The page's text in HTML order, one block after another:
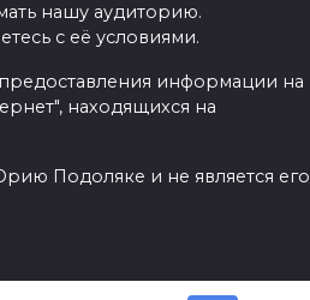
нашу аудиторию.
с её условиями.
информации на
находящихся на
Подоляке и не является его